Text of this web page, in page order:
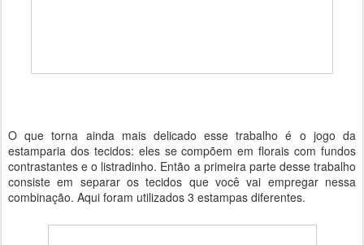
O que torna ainda mais delicado esse trabalho é o jogo da
estamparia dos tecidos: eles se compõem em florais com fundos
contrastantes e o listradinho. Então a primeira parte desse trabalho
consiste em separar os tecidos que você vai empregar nessa
combinação. Aqui foram utilizados 3 estampas diferentes.